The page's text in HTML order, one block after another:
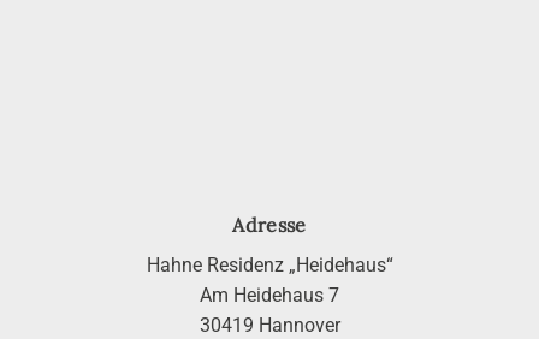
Adresse
Hahne Residenz „Heidehaus“
Am Heidehaus 7
30419 Hannover